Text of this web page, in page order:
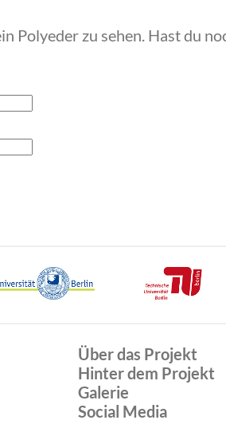
Polyeder zu sehen. Hast du
Über das Projekt
Hinter dem Projekt
Galerie
Social Media